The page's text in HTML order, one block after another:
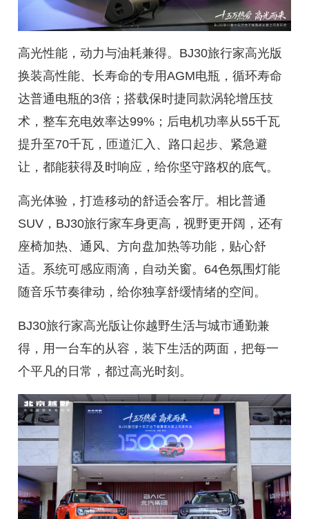
高光性能，动力与油耗兼得。BJ30旅行家高光版
换装高性能、长寿命的专用AGM电瓶，循环寿命
达普通电瓶的3倍；搭载保时捷同款涡轮增压技
术，整车充电效率达99%；后电机功率从55千瓦
提升至70千瓦，匝道汇入、路口起步、紧急避
让，都能获得及时响应，给你坚守路权的底气。
高光体验，打造移动的舒适会客厅。相比普通
SUV，BJ30旅行家车身更高，视野更开阔，还有
座椅加热、通风、方向盘加热等功能，贴心舒
适。系统可感应雨滴，自动关窗。64色氛围灯能
随音乐节奏律动，给你独享舒缓情绪的空间。
BJ30旅行家高光版让你越野生活与城市通勤兼
得，用一台车的从容，装下生活的两面，把每一
个平凡的日常，都过高光时刻。